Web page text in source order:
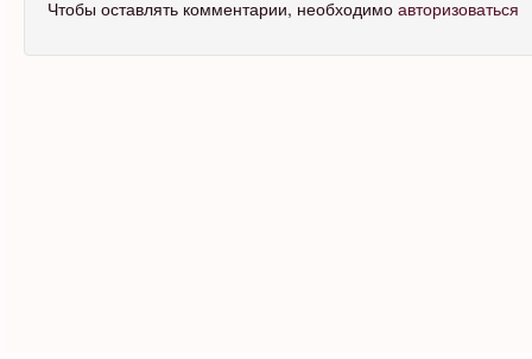
Чтобы оставлять комментарии, необходимо авторизоваться